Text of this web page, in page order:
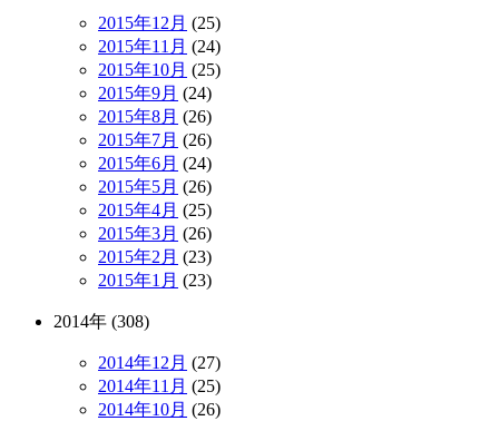
2015年12月 (25)
2015年11月 (24)
2015年10月 (25)
2015年9月 (24)
2015年8月 (26)
2015年7月 (26)
2015年6月 (24)
2015年5月 (26)
2015年4月 (25)
2015年3月 (26)
2015年2月 (23)
2015年1月 (23)
2014年 (308)
2014年12月 (27)
2014年11月 (25)
2014年10月 (26)